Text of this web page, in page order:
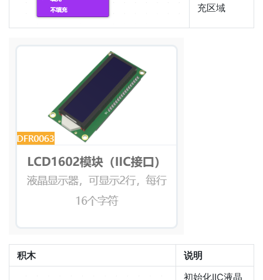
充区域
积木
说明
初始化IIC液晶